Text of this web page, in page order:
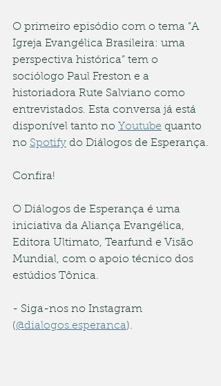
O primeiro episódio com o tema “A
Igreja Evangélica Brasileira: uma
perspectiva histórica” tem o
sociólogo Paul Freston e a
historiadora Rute Salviano como
entrevistados. Esta conversa já está
disponível tanto no Youtube quanto
no Spotify do Diálogos de Esperança.
Confira!
O Diálogos de Esperança é uma
iniciativa da Aliança Evangélica,
Editora Ultimato, Tearfund e Visão
Mundial, com o apoio técnico dos
estúdios Tônica.
- Siga-nos no Instagram
(@dialogos.esperanca).